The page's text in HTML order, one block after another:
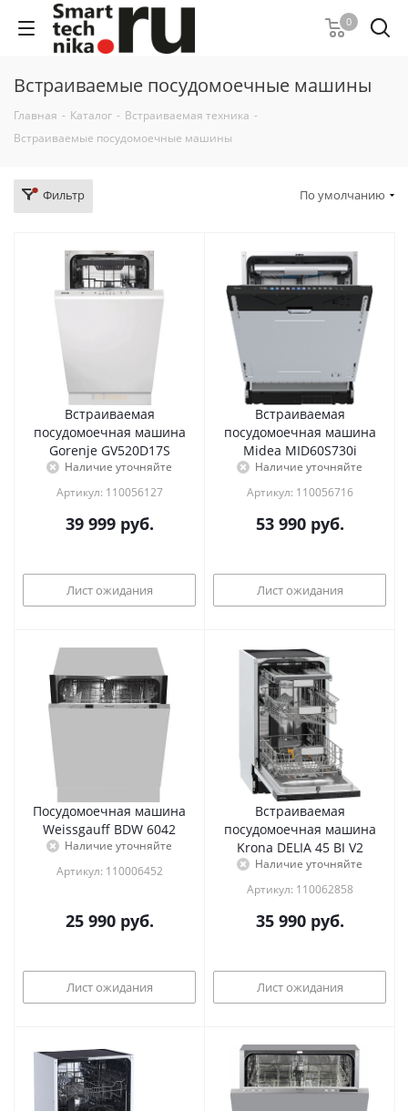
0
Встраиваемые посудомоечные машины
Главная - Каталог - Встраиваемая техника -
Встраиваемые посудомоечные машины
Фильтр По умолчанию
Встраиваемая
посудомоечная машина
Gorenje GV520D17S
Наличие уточняйте
Артикул: 110056127
39 999руб.
Лист ожидания
Встраиваемая
посудомоечная машина
Midea MID60S730i
Наличие уточняйте
Артикул: 110056716
53 990руб.
Лист ожидания
Посудомоечная машина
Weissgauff BDW 6042
Наличие уточняйте
Артикул: 110006452
25 990руб.
Лист ожидания
Встраиваемая
посудомоечная машина
Krona DELIA 45 BI V2
Наличие уточняйте
Артикул: 110062858
35 990руб.
Лист ожидания